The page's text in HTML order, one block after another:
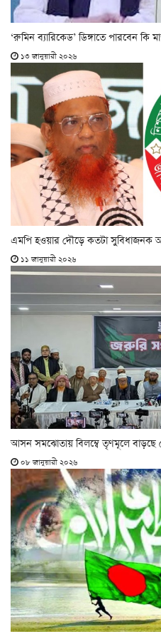
‘রুমিন ব্যারিকেড’ ডিঙ্গাতে পারবেন কি
১৩ জানুয়ারী ২০২৬
এমপি হওয়ার দৌড়ে কতটা সুবিধাজনক
১১ জানুয়ারী ২০২৬
আসন সমঝোতায় বিলম্বে তৃণমূলে বাড়ছে
০৮ জানুয়ারী ২০২৬